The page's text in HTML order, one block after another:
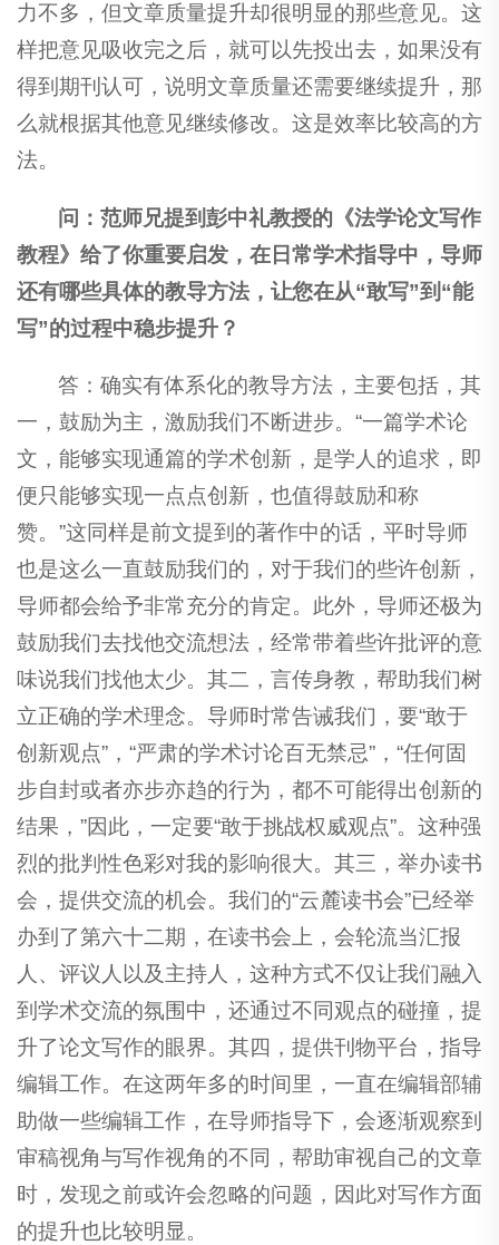
力不多，但文章质量提升却很明显的那些意见。这
样把意见吸收完之后，就可以先投出去，如果没有
得到期刊认可，说明文章质量还需要继续提升，那
么就根据其他意见继续修改。这是效率比较高的方
法。
问：范师兄提到彭中礼教授的《法学论文写作
教程》给了你重要启发，在日常学术指导中，导师
还有哪些具体的教导方法，让您在从“敢写”到“能
写”的过程中稳步提升？
答：确实有体系化的教导方法，主要包括，其
一，鼓励为主，激励我们不断进步。“一篇学术论
文，能够实现通篇的学术创新，是学人的追求，即
便只能够实现一点点创新，也值得鼓励和称
赞。”这同样是前文提到的著作中的话，平时导师
也是这么一直鼓励我们的，对于我们的些许创新，
导师都会给予非常充分的肯定。此外，导师还极为
鼓励我们去找他交流想法，经常带着些许批评的意
味说我们找他太少。其二，言传身教，帮助我们树
立正确的学术理念。导师时常告诫我们，要“敢于
创新观点”，“严肃的学术讨论百无禁忌”，“任何固
步自封或者亦步亦趋的行为，都不可能得出创新的
结果，”因此，一定要“敢于挑战权威观点”。这种强
烈的批判性色彩对我的影响很大。其三，举办读书
会，提供交流的机会。我们的“云麓读书会”已经举
办到了第六十二期，在读书会上，会轮流当汇报
人、评议人以及主持人，这种方式不仅让我们融入
到学术交流的氛围中，还通过不同观点的碰撞，提
升了论文写作的眼界。其四，提供刊物平台，指导
编辑工作。在这两年多的时间里，一直在编辑部辅
助做一些编辑工作，在导师指导下，会逐渐观察到
审稿视角与写作视角的不同，帮助审视自己的文章
时，发现之前或许会忽略的问题，因此对写作方面
的提升也比较明显。